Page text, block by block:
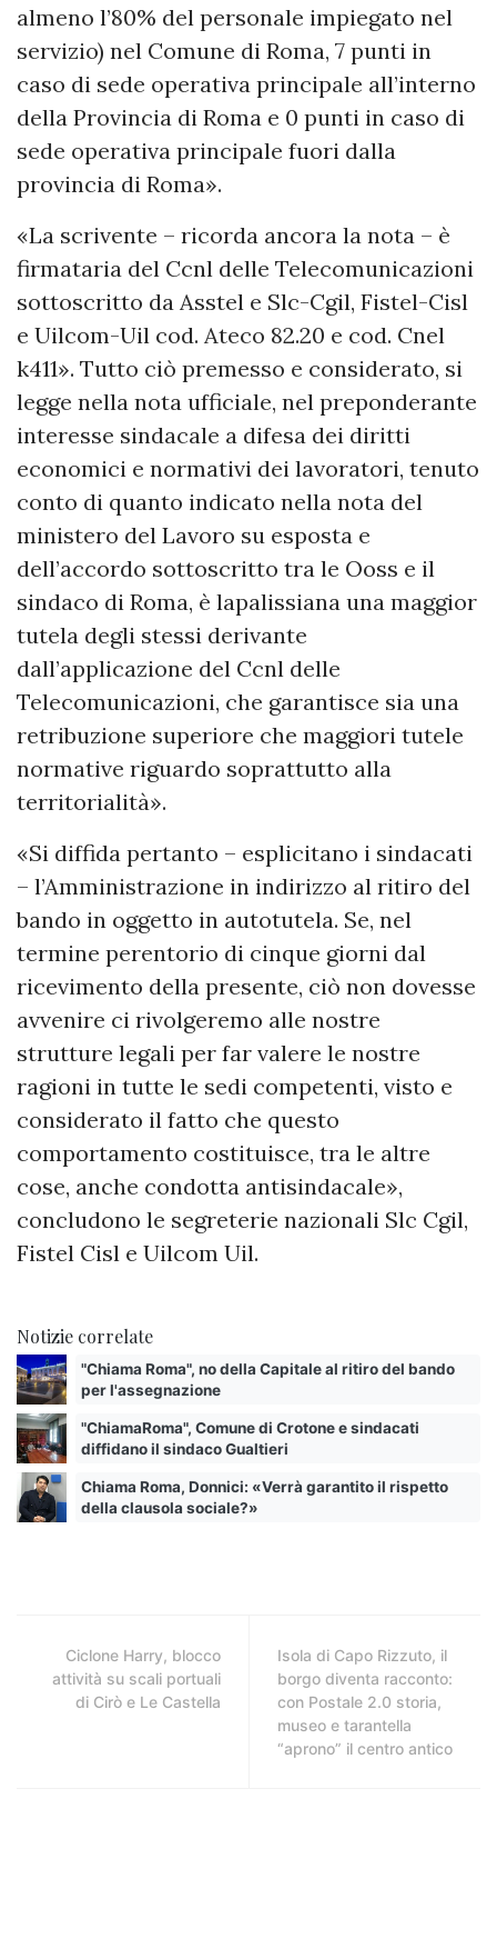
almeno l’80% del personale impiegato nel
servizio) nel Comune di Roma, 7 punti in
caso di sede operativa principale all’interno
della Provincia di Roma e 0 punti in caso di
sede operativa principale fuori dalla
provincia di Roma».
«La scrivente – ricorda ancora la nota – è
firmataria del Ccnl delle Telecomunicazioni
sottoscritto da Asstel e Slc-Cgil, Fistel-Cisl
e Uilcom-Uil cod. Ateco 82.20 e cod. Cnel
k411». Tutto ciò premesso e considerato, si
legge nella nota ufficiale, nel preponderante
interesse sindacale a difesa dei diritti
economici e normativi dei lavoratori, tenuto
conto di quanto indicato nella nota del
ministero del Lavoro su esposta e
dell’accordo sottoscritto tra le Ooss e il
sindaco di Roma, è lapalissiana una maggior
tutela degli stessi derivante
dall’applicazione del Ccnl delle
Telecomunicazioni, che garantisce sia una
retribuzione superiore che maggiori tutele
normative riguardo soprattutto alla
territorialità».
«Si diffida pertanto – esplicitano i sindacati
– l’Amministrazione in indirizzo al ritiro del
bando in oggetto in autotutela. Se, nel
termine perentorio di cinque giorni dal
ricevimento della presente, ciò non dovesse
avvenire ci rivolgeremo alle nostre
strutture legali per far valere le nostre
ragioni in tutte le sedi competenti, visto e
considerato il fatto che questo
comportamento costituisce, tra le altre
cose, anche condotta antisindacale»,
concludono le segreterie nazionali Slc Cgil,
Fistel Cisl e Uilcom Uil.
Notizie correlate
"Chiama Roma", no della Capitale al ritiro del bando
per l'assegnazione
"ChiamaRoma", Comune di Crotone e sindacati
diffidano il sindaco Gualtieri
Chiama Roma, Donnici: «Verrà garantito il rispetto
della clausola sociale?»
Ciclone Harry, blocco
attività su scali portuali
di Cirò e Le Castella
Isola di Capo Rizzuto, il
borgo diventa racconto:
con Postale 2.0 storia,
museo e tarantella
“aprono” il centro antico